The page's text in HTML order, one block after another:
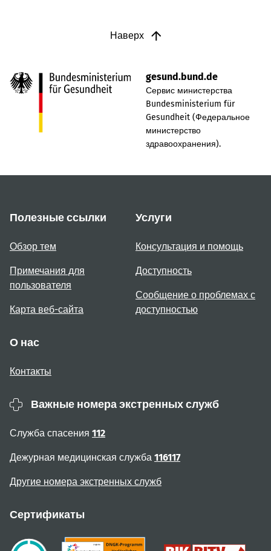
Наверх
gesund.bund.de
Сервис министерства
Bundesministerium für
Gesundheit (Федеральное
министерство
здравоохранения).
Полезные ссылки
Обзор тем
Примечания для
пользователя
Карта веб-сайта
Услуги
Консультация и помощь
Доступность
Сообщение о проблемах с
доступностью
О нас
Контакты
Важные номера экстренных служб
Служба спасения 112
Дежурная медицинская служба 116117
Другие номера экстренных служб
Сертификаты